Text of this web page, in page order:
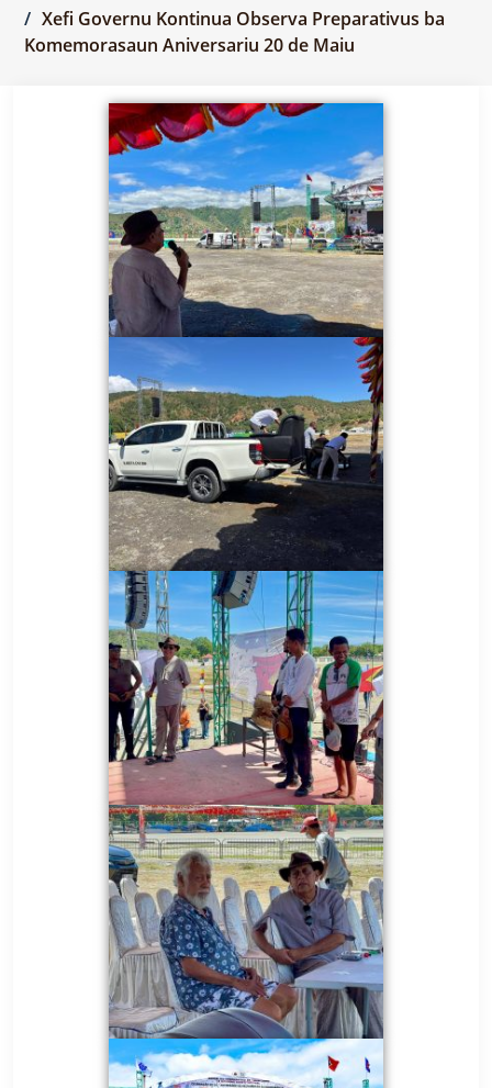
Xefi Governu Kontinua Observa Preparativus ba
Komemorasaun Aniversariu 20 de Maiu